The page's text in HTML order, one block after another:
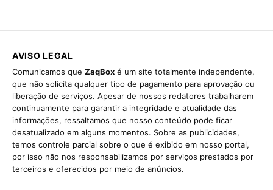
AVISO LEGAL
Comunicamos que ZaqBox é um site totalmente independente,
que não solicita qualquer tipo de pagamento para aprovação ou
liberação de serviços. Apesar de nossos redatores trabalharem
continuamente para garantir a integridade e atualidade das
informações, ressaltamos que nosso conteúdo pode ficar
desatualizado em alguns momentos. Sobre as publicidades,
temos controle parcial sobre o que é exibido em nosso portal,
por isso não nos responsabilizamos por serviços prestados por
terceiros e oferecidos por meio de anúncios.